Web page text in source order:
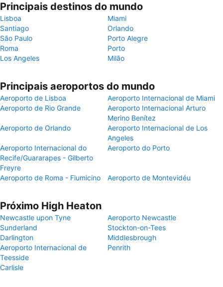
Principais destinos do mundo
Lisboa
Miami
Santiago
Orlando
São Paulo
Porto Alegre
Roma
Porto
Los Angeles
Milão
Principais aeroportos do mundo
Aeroporto de Lisboa
Aeroporto Internacional de Miami
Aeroporto de Rio Grande
Aeroporto Internacional Arturo
Merino Benítez
Aeroporto de Orlando
Aeroporto Internacional de Los
Angeles
Aeroporto Internacional do
Recife/Guararapes - Gilberto
Freyre
Aeroporto do Porto
Aeroporto de Roma - Fiumicino Aeroporto de Montevidéu
Próximo High Heaton
Newcastle upon Tyne
Aeroporto Newcastle
Sunderland
Stockton-on-Tees
Darlington
Middlesbrough
Aeroporto Internacional de
Teesside
Penrith
Carlisle